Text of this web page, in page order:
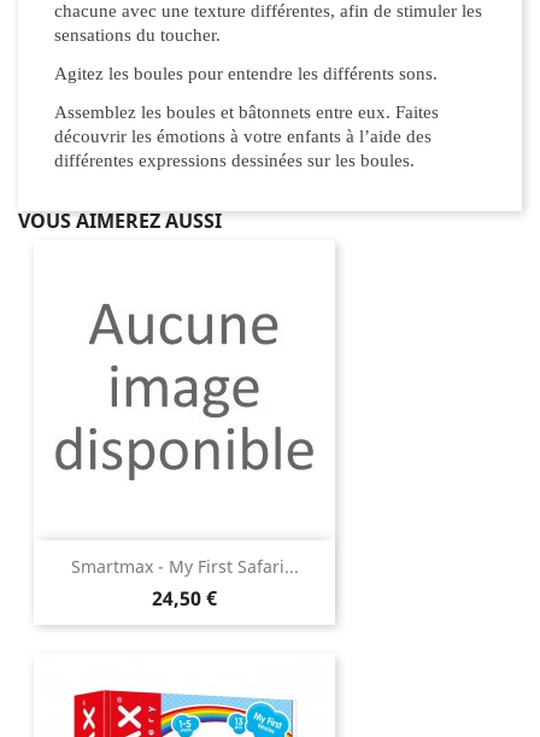
chacune avec une texture différentes, afin de stimuler les
sensations du toucher.
Agitez les boules pour entendre les différents sons.
Assemblez les boules et bâtonnets entre eux. Faites
découvrir les émotions à votre enfants à l’aide des
différentes expressions dessinées sur les boules.
VOUS AIMEREZ AUSSI
Smartmax - My First Safari...
Prix
24,50 €